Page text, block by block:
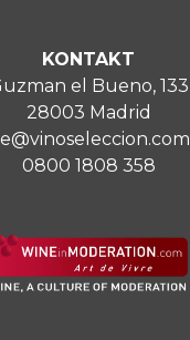
KONTAKT
el Bueno, 133
28003 Madrid
0800 1808 358